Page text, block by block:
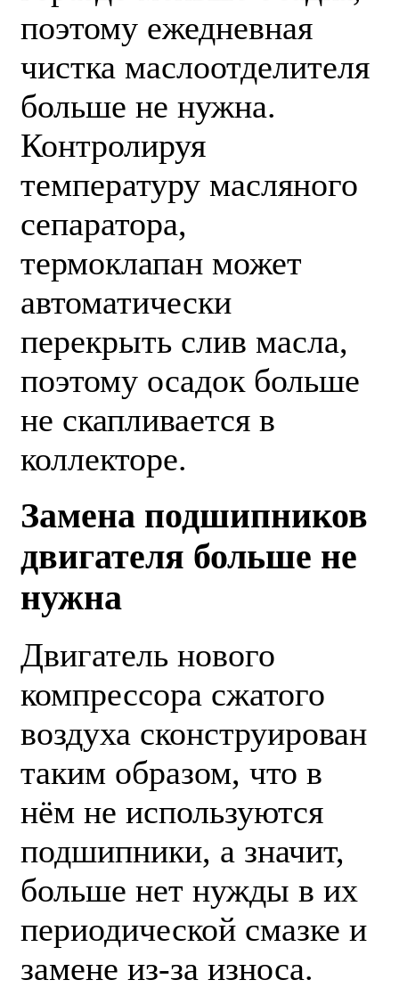
поэтому ежедневная
чистка маслоотделителя
больше не нужна.
Контролируя
температуру масляного
сепаратора,
термоклапан может
автоматически
перекрыть слив масла,
поэтому осадок больше
не скапливается в
коллекторе.
Замена подшипников
двигателя больше не
нужна
Двигатель нового
компрессора сжатого
воздуха сконструирован
таким образом, что в
нём не используются
подшипники, а значит,
больше нет нужды в их
периодической смазке и
замене из-за износа.